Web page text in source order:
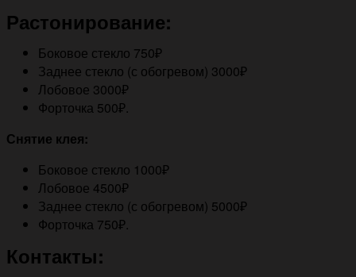
Растонирование:
Боковое стекло 750₽
Заднее стекло (с обогревом) 3000₽
Лобовое 3000₽
Форточка 500₽.
Снятие клея:
Боковое стекло 1000₽
Лобовое 4500₽
Заднее стекло (с обогревом) 5000₽
Форточка 750₽.
Контакты: